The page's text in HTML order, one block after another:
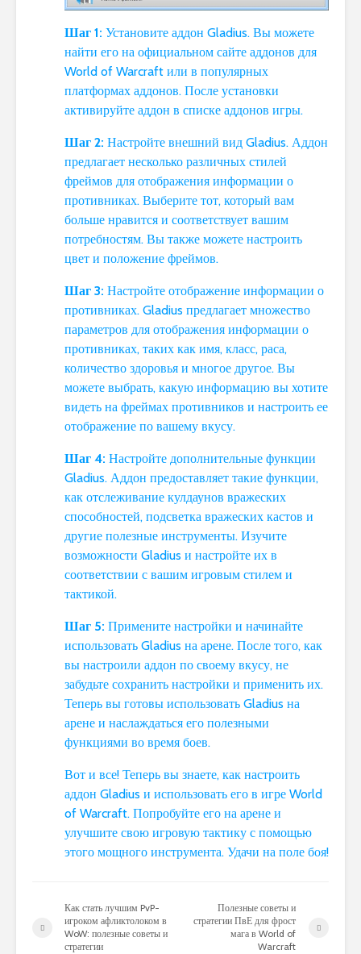
Шаг 1: Установите аддон Gladius. Вы можете
найти его на официальном сайте аддонов для
World of Warcraft или в популярных
платформах аддонов. После установки
активируйте аддон в списке аддонов игры.
Шаг 2: Настройте внешний вид Gladius. Аддон
предлагает несколько различных стилей
фреймов для отображения информации о
противниках. Выберите тот, который вам
больше нравится и соответствует вашим
потребностям. Вы также можете настроить
цвет и положение фреймов.
Шаг 3: Настройте отображение информации о
противниках. Gladius предлагает множество
параметров для отображения информации о
противниках, таких как имя, класс, раса,
количество здоровья и многое другое. Вы
можете выбрать, какую информацию вы хотите
видеть на фреймах противников и настроить ее
отображение по вашему вкусу.
Шаг 4: Настройте дополнительные функции
Gladius. Аддон предоставляет такие функции,
как отслеживание кулдаунов вражеских
способностей, подсветка вражеских кастов и
другие полезные инструменты. Изучите
возможности Gladius и настройте их в
соответствии с вашим игровым стилем и
тактикой.
Шаг 5: Примените настройки и начинайте
использовать Gladius на арене. После того, как
вы настроили аддон по своему вкусу, не
забудьте сохранить настройки и применить их.
Теперь вы готовы использовать Gladius на
арене и наслаждаться его полезными
функциями во время боев.
Вот и все! Теперь вы знаете, как настроить
аддон Gladius и использовать его в игре World
of Warcraft. Попробуйте его на арене и
улучшите свою игровую тактику с помощью
этого мощного инструмента. Удачи на поле боя!
Как стать лучшим PvP-
игроком афликтолоком в
WoW: полезные советы и
стратегии
Полезные советы и
стратегии ПвЕ для фрост
мага в World of
Warcraft